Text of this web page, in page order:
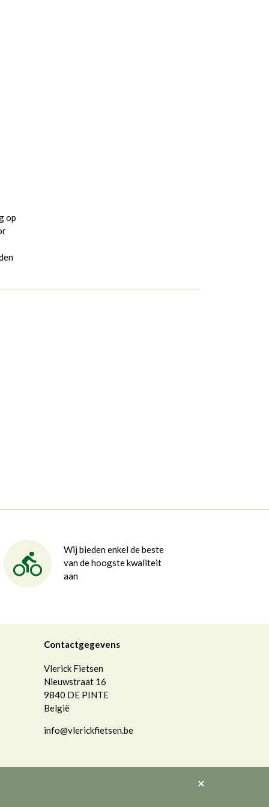
op
Wij bieden enkel de beste
van de hoogste kwaliteit
aan
Contactgegevens
Vlerick Fietsen
Nieuwstraat 16
9840 DE PINTE
België
info@vlerickfietsen.be